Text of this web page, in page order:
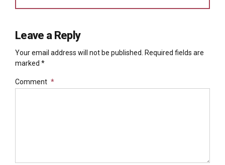
Leave a Reply
Your email address will not be published. Required fields are
marked *
Comment *